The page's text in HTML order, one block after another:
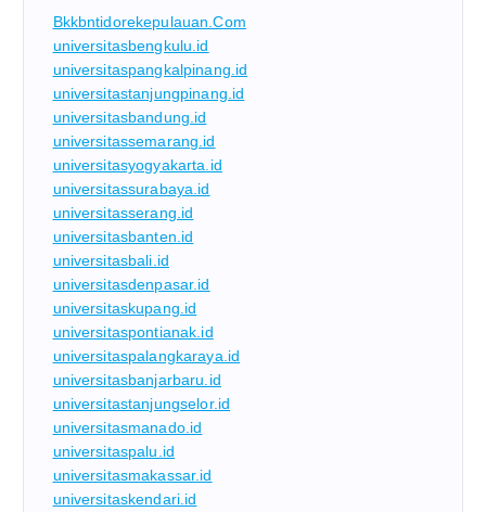
Bkkbntidorekepulauan.com
universitasbengkulu.id
universitaspangkalpinang.id
universitastanjungpinang.id
universitasbandung.id
universitassemarang.id
universitasyogyakarta.id
universitassurabaya.id
universitasserang.id
universitasbanten.id
universitasbali.id
universitasdenpasar.id
universitaskupang.id
universitaspontianak.id
universitaspalangkaraya.id
universitasbanjarbaru.id
universitastanjungselor.id
universitasmanado.id
universitaspalu.id
universitasmakassar.id
universitaskendari.id